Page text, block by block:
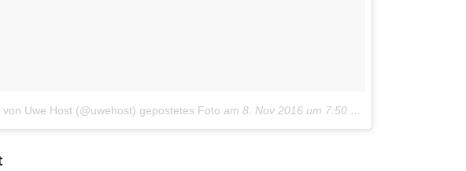
von Uwe Host (@uwehost) gepostetes Foto am 8. Nov 2016 um 7:50 Uhr